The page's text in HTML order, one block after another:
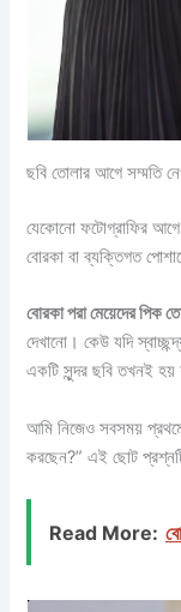
ছবি তোলার আগে সম্মতি
যেকোনো ফটোগ্রাফির
বোরকা বা ব্যক্তিগত
বোরকা পরা মেয়েদের পিক
দেখানো। কেউ যদি
একটি সুন্দর ছবি তখনই হয়
আমি নিজেও সবসময়
করছেন?” এই ছোট
Read More: